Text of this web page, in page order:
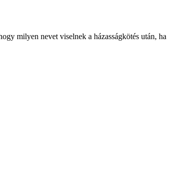
milyen nevet viselnek a házasságkötés után, ha